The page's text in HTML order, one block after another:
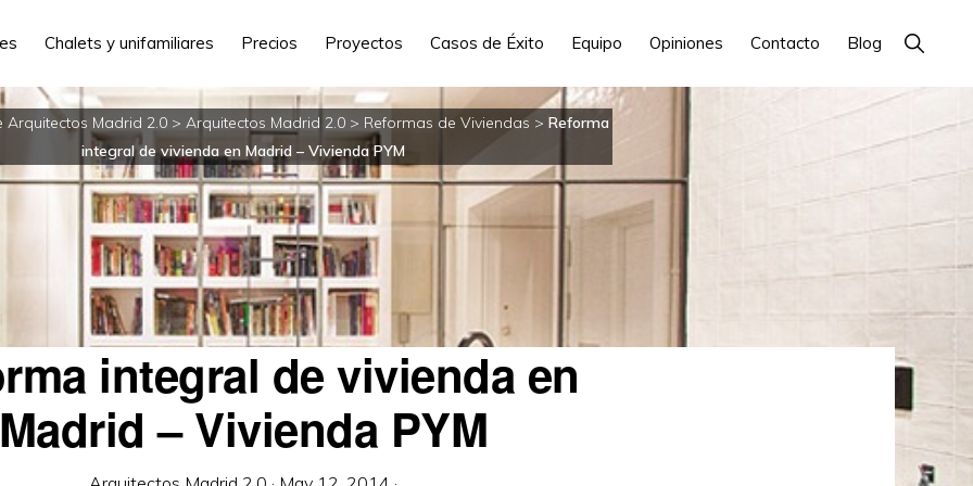
Chalets y unifamiliares Precios Proyectos Casos de Éxito Equipo Opiniones Contacto Blog Show
Search
Arquitectos Madrid 2.0 > Arquitectos Madrid 2.0 > Reformas de Viviendas > Reforma
integral de vivienda en Madrid – Vivienda PYM
integral de vivienda en
Madrid – Vivienda PYM